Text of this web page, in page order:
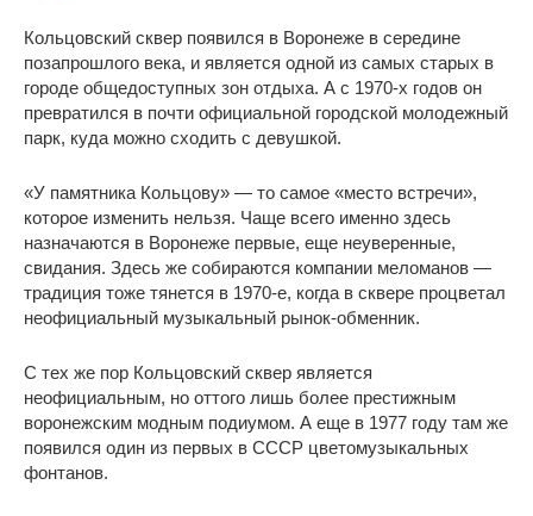
Кольцовский сквер появился в Воронеже в середине
позапрошлого века, и является одной из самых старых в
городе общедоступных зон отдыха. А с 1970-х годов он
превратился в почти официальной городской молодежный
парк, куда можно сходить с девушкой.
«У памятника Кольцову» — то самое «место встречи»,
которое изменить нельзя. Чаще всего именно здесь
назначаются в Воронеже первые, еще неуверенные,
свидания. Здесь же собираются компании меломанов —
традиция тоже тянется в 1970-е, когда в сквере процветал
неофициальный музыкальный рынок-обменник.
С тех же пор Кольцовский сквер является
неофициальным, но оттого лишь более престижным
воронежским модным подиумом. А еще в 1977 году там же
появился один из первых в СССР цветомузыкальных
фонтанов.